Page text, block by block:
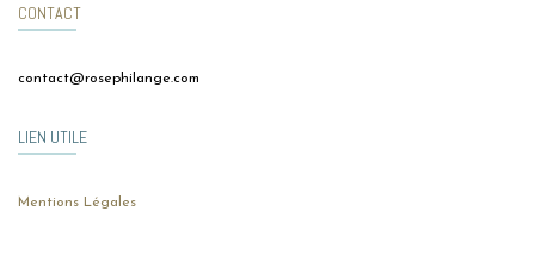
CONTACT
contact@rosephilange.com
LIEN UTILE
Mentions Légales